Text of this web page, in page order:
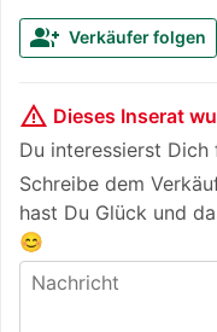
group_add Verkäufer folgen
warning_amber Dieses Inserat
Du interessierst Dich
Schreibe dem
hast Du Glück und
😊